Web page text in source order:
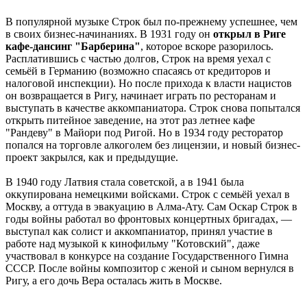
В популярной музыке Строк был по-прежнему успешнее, чем
в своих бизнес-начинаниях. В 1931 году он открыл в Риге
кафе-дансинг "Барберина", которое вскоре разорилось.
Расплатившись с частью долгов, Строк на время уехал с
семьёй в Германию (возможно спасаясь от кредиторов и
налоговой инспекции). Но после прихода к власти нацистов
он возвращается в Ригу, начинает играть по ресторанам и
выступать в качестве аккомпаниатора. Строк снова попытался
открыть питейное заведение, на этот раз летнее кафе
"Рандеву" в Майори под Ригой. Но в 1934 году ресторатор
попался на торговле алкоголем без лицензии, и новый бизнес-
проект закрылся, как и предыдущие.
В 1940 году Латвия стала советской, а в 1941 была
оккупирована немецкими войсками. Строк с семьёй уехал в
Москву, а оттуда в эвакуацию в Алма-Ату. Сам Оскар Строк в
годы войны работал во фронтовых концертных бригадах, —
выступал как солист и аккомпаниатор, принял участие в
работе над музыкой к кинофильму "Котовский", даже
участвовал в конкурсе на создание Государственного Гимна
СССР. После войны композитор с женой и сыном вернулся в
Ригу, а его дочь Вера осталась жить в Москве.